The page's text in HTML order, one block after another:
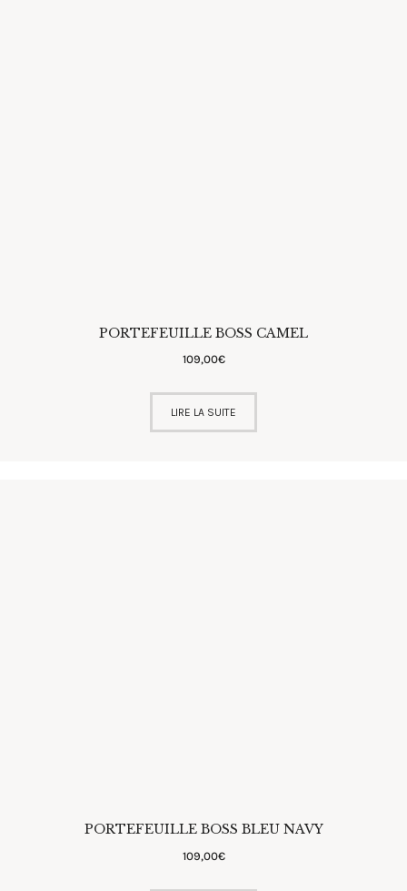
PORTEFEUILLE BOSS CAMEL
109,00€
LIRE LA SUITE
PORTEFEUILLE BOSS BLEU NAVY
109,00€